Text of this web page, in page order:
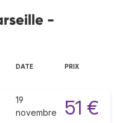
-
DATE PRIX
19
novembre
51 €